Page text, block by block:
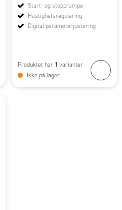
Start- og stopprampe
Hastighetsregulering
Digital parameterjustering
Produktet har 1 varianter
Ikke på lager